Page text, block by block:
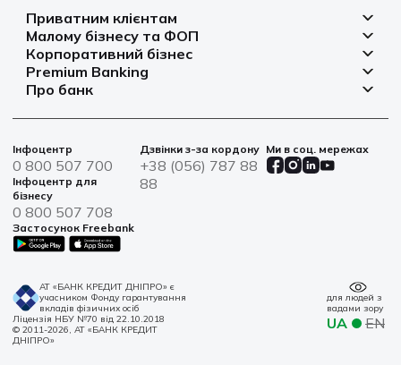
Приватним клієнтам
Депозити
Кредити
Платіжні картки
Платежі
Іпотека
Страхування
Малому бізнесу та ФОП
Рахунок для бізнесу
Фінансування
Овердрафт
Корпоративний бізнес
Рахунки і платежі
Депозити
Агробізнес
Цінні папери
Premium Banking
Депозити
Платіжні картки
Банківські сейфи
Військові облігації
Центри обслуговування
Про банк
Новини
Фінансова звітність
Сталий розвиток
Інформація для акціонерів та стейкхолдерів
Інфоцентр
0 800 507 700
Інфоцентр для
бізнесу
0 800 507 708
Дзвінки з-за кордону
+38 (056) 787 88
88
Ми в соц. мережах
Застосунок Freebank
АТ «БАНК КРЕДИТ ДНІПРО» є
учасником Фонду гарантування
вкладів фізичних осіб
Ліцензія НБУ №70 від 22.10.2018
© 2011-2026, АТ «БАНК КРЕДИТ
ДНІПРО»
для людей з
вадами зору
UA EN